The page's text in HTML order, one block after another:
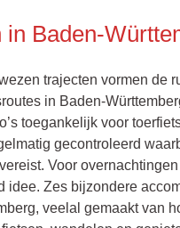
in Baden-
trajecten vormen de
in Baden-
toegankelijk voor
gecontroleerd
Voor
idee. Zes bijzondere
veelal gemaakt van